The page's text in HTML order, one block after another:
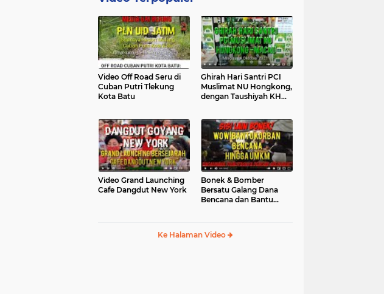
Video Off Road Seru di
Cuban Putri Tlekung
Kota Batu
Ghirah Hari Santri PCI
Muslimat NU Hongkong,
dengan Taushiyah KH
Video Grand Launching
Cafe Dangdut New York
Bonek & Bomber
Bersatu Galang Dana
Bencana dan Bantu
Ke Halaman Video